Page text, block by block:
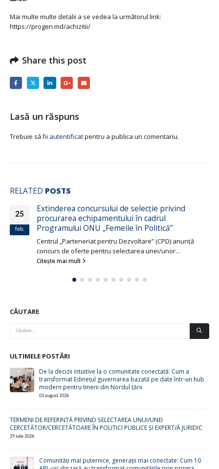
Mai multe multe detalii a se vedea la următorul link:
https://progen.md/achizitii/
Share this post
Lasă un răspuns
Trebuie să fii autentificatpentru a publica un comentariu.
RELATED POSTS
25
feb.
Extinderea concursului de selecţie privind
procurarea echipamentului în cadrul
Programului ONU „Femeile în Politică”
Centrul „Parteneriat pentru Dezvoltare” (CPD) anunţă
concurs de oferte pentru selectarea unei/unor...
Citește mai mult
CĂUTARE
ULTIMELE POSTĂRI
De la decizii intuitive la o comunitate conectată: Cum a
transformat Edinețul guvernarea bazată pe date într-un hub
modern pentru tinerii din Nordul țării
03 august 2026
TERMENI DE REFERINȚĂ PRIVIND SELECTAREA UNUI/UNEI
CERCETĂTOR/CERCETĂTOARE ÎN POLITICI PUBLICE ȘI EXPERT/Ă JURIDIC
29 iulie 2026
Comunități mai puternice, generații mai conectate: Cum 10